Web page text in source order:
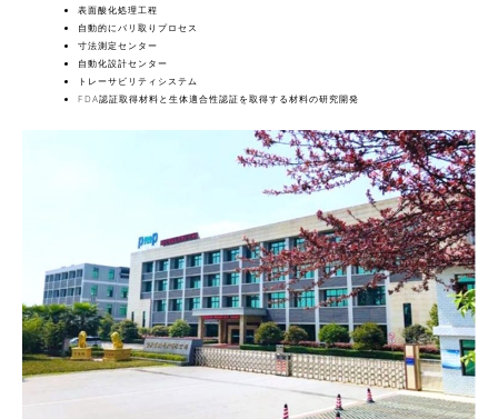
表面酸化処理工程
自動的にバリ取りプロセス
寸法測定センター
自動化設計センター
トレーサビリティシステム
FDA認証取得材料と生体適合性認証を取得する材料の研究開発